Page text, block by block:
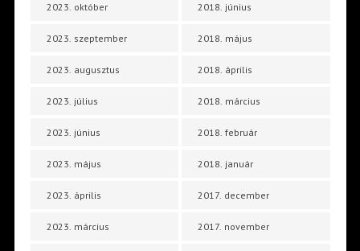
2023. október
2023. szeptember
2023. augusztus
2023. július
2023. június
2023. május
2023. április
2023. március
2018. június
2018. május
2018. április
2018. március
2018. február
2018. január
2017. december
2017. november